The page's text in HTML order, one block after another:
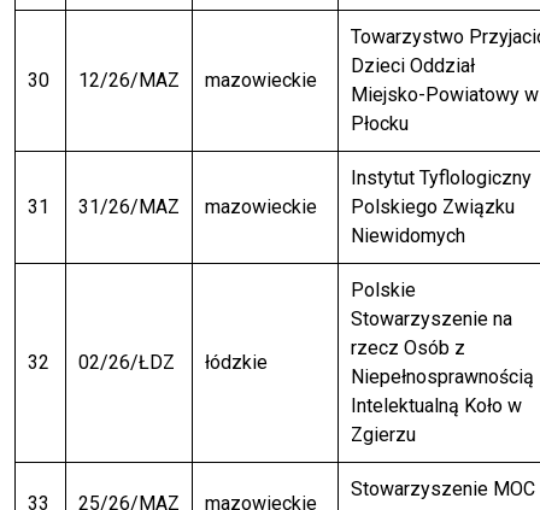
30 12/26/MAZ mazowieckie
Towarzystwo
Dzieci Oddział
Miejsko-Powiatowy w
Płocku
31 31/26/MAZ mazowieckie
Instytut Tyflologiczny
Polskiego Związku
Niewidomych
32 02/26/ŁDZ łódzkie
Polskie
Stowarzyszenie na
rzecz Osób z
Niepełnosprawnością
Intelektualną Koło w
Zgierzu
33 25/26/MAZ mazowieckie
Stowarzyszenie MOC